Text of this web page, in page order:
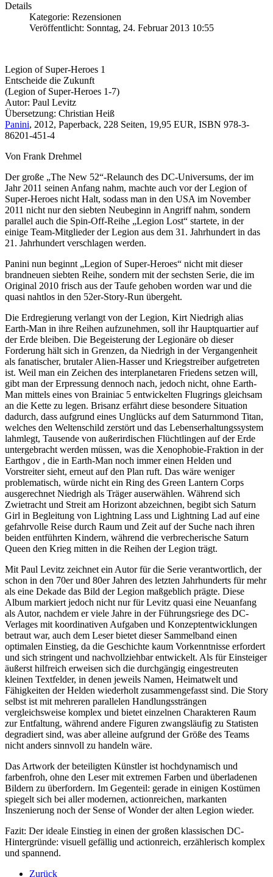
Details
Kategorie: Rezensionen
Veröffentlicht: Sonntag, 24. Februar 2013 10:55
Legion of Super-Heroes 1
Entscheide die Zukunft
(Legion of Super-Heroes 1-7)
Autor: Paul Levitz
Übersetzung: Christian Heiß
Panini, 2012, Paperback, 228 Seiten, 19,95 EUR, ISBN 978-3-
86201-451-4
Von Frank Drehmel
Der große „The New 52“-Relaunch des DC-Universums, der im
Jahr 2011 seinen Anfang nahm, machte auch vor der Legion of
Super-Heroes nicht Halt, sodass man in den USA im November
2011 nicht nur den siebten Neubeginn in Angriff nahm, sondern
parallel auch die Spin-Off-Reihe „Legion Lost“ startete, in der
einige Team-Mitglieder der Legion aus dem 31. Jahrhundert in das
21. Jahrhundert verschlagen werden.
Panini nun beginnt „Legion of Super-Heroes“ nicht mit dieser
brandneuen siebten Reihe, sondern mit der sechsten Serie, die im
Original 2010 frisch aus der Taufe gehoben worden war und die
quasi nahtlos in den 52er-Story-Run übergeht.
Die Erdregierung verlangt von der Legion, Kirt Niedrigh alias
Earth-Man in ihre Reihen aufzunehmen, soll ihr Hauptquartier auf
der Erde bleiben. Die Begeisterung der Legionäre ob dieser
Forderung hält sich in Grenzen, da Niedrigh in der Vergangenheit
als fanatischer, brutaler Alien-Hasser und Kriegstreiber aufgetreten
ist. Weil man ein Zeichen des interplanetaren Friedens setzen will,
gibt man der Erpressung dennoch nach, jedoch nicht, ohne Earth-
Man mittels eines von Brainiac 5 entwickelten Flugrings gleichsam
an die Kette zu legen. Brisanz erfährt diese besondere Situation
dadurch, dass aufgrund eines Unglücks auf dem Saturnmond Titan,
welches den Weltenschild zerstört und das Lebenserhaltungssystem
lahmlegt, Tausende von außerirdischen Flüchtlingen auf der Erde
untergebracht werden müssen, was die Xenophobie-Fraktion in der
Earthgov , die in Earth-Man noch immer einen Helden und
Vorstreiter sieht, erneut auf den Plan ruft. Das wäre weniger
problematisch, würde nicht ein Ring des Green Lantern Corps
ausgerechnet Niedrigh als Träger auserwählen. Während sich
Zwietracht und Streit am Horizont abzeichnen, begibt sich Saturn
Girl in Begleitung von Lightning Lass und Lightning Lad auf eine
gefahrvolle Reise durch Raum und Zeit auf der Suche nach ihren
beiden entführten Kindern, während die verbrecherische Saturn
Queen den Krieg mitten in die Reihen der Legion trägt.
Mit Paul Levitz zeichnet ein Autor für die Serie verantwortlich, der
schon in den 70er und 80er Jahren des letzten Jahrhunderts für mehr
als eine Dekade das Bild der Legion maßgeblich prägte. Diese
Album markiert jedoch nicht nur für Levitz quasi eine Neuanfang
als Autor, nachdem er viele Jahre in der Führungsriege des DC-
Verlages mit koordinativen Aufgaben und Konzeptentwicklungen
betraut war, auch dem Leser bietet dieser Sammelband einen
optimalen Einstieg, da die Geschichte kaum Vorkenntnisse erfordert
und sich stringent und nachvollziehbar entwickelt. Als für Einsteiger
äußerst hilfreich erweisen sich die durchgängig eingestreuten
kleinen Textfelder, in denen jeweils Namen, Heimatwelt und
Fähigkeiten der Helden wiederholt zusammengefasst sind. Die Story
selbst ist mit mehreren parallelen Handlungssträngen
vergleichsweise komplex und bietet einzelnen Charakteren Raum
zur Entfaltung, während andere Figuren zwangsläufig zu Statisten
degradiert sind, was aber alleine aufgrund der Größe des Teams
nicht anders sinnvoll zu handeln wäre.
Das Artwork der beteiligten Künstler ist hochdynamisch und
farbenfroh, ohne den Leser mit extremen Farben und überladenen
Bildern zu überfordern. Im Gegenteil: gerade in einigen Kostümen
spiegelt sich bei aller modernen, actionreichen, markanten
Inszenierung noch der Sense of Wonder der alten Legion wieder.
Fazit: Der ideale Einstieg in einen der großen klassischen DC-
Hintergründe: visuell gefällig und actionreich, erzählerisch komplex
und spannend.
Zurück